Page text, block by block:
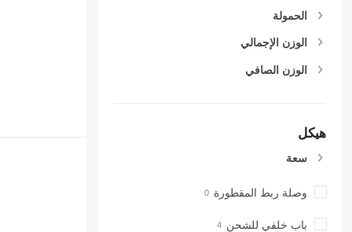
الحمولة
الوزن الإجمالي
الوزن الصافي
هيكل
سعة
وصلة ربط المقطورة
باب خلفي للشحن